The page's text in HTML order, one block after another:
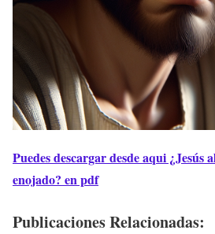
Puedes descargar desde aqui ¿Jesús
enojado? en pdf
Publicaciones Relacionadas: